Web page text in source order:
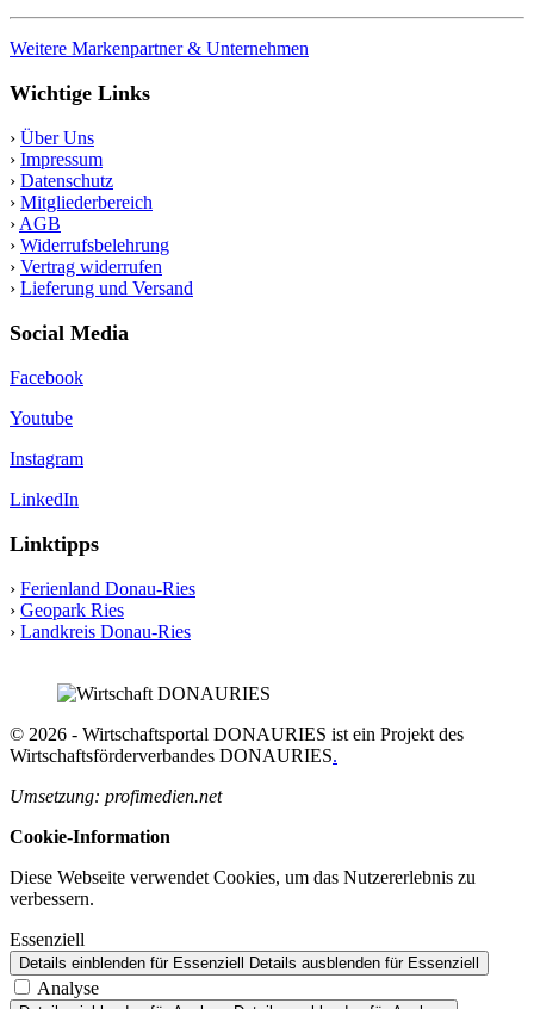
Weitere Markenpartner & Unternehmen
Wichtige Links
› Über Uns
› Impressum
› Datenschutz
› Mitgliederbereich
› AGB
› Widerrufsbelehrung
› Vertrag widerrufen
› Lieferung und Versand
Social Media
Facebook
Youtube
Instagram
LinkedIn
Linktipps
› Ferienland Donau-Ries
› Geopark Ries
› Landkreis Donau-Ries
© 2026 - Wirtschaftsportal DONAURIES ist ein Projekt des
Wirtschaftsförderverbandes DONAURIES.
Umsetzung: profimedien.net
Cookie-Information
Diese Webseite verwendet Cookies, um das Nutzererlebnis zu
verbessern.
Essenziell
Details einblenden für Essenziell Details ausblenden für Essenziell
Analyse